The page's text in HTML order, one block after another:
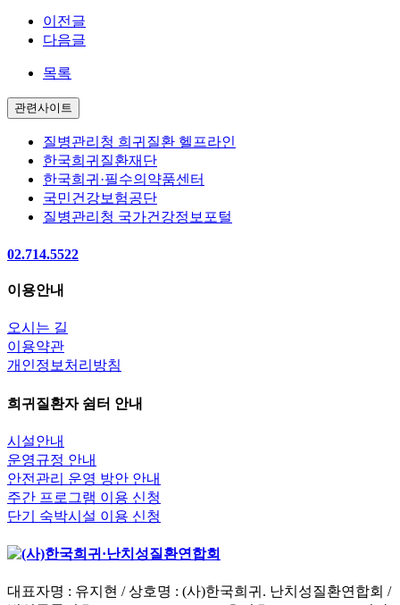
이전글
다음글
목록
관련사이트
질병관리청 희귀질환 헬프라인
한국희귀질환재단
한국희귀·필수의약품센터
국민건강보험공단
질병관리청 국가건강정보포털
02.714.5522
이용안내
오시는 길
이용약관
개인정보처리방침
희귀질환자 쉼터 안내
시설안내
운영규정 안내
안전관리 운영 방안 안내
주간 프로그램 이용 신청
단기 숙박시설 이용 신청
대표자명 : 유지현 / 상호명 : (사)한국희귀. 난치성질환연합회 /